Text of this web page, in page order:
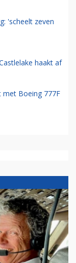
'scheelt zeven
haakt af
met Boeing 777F